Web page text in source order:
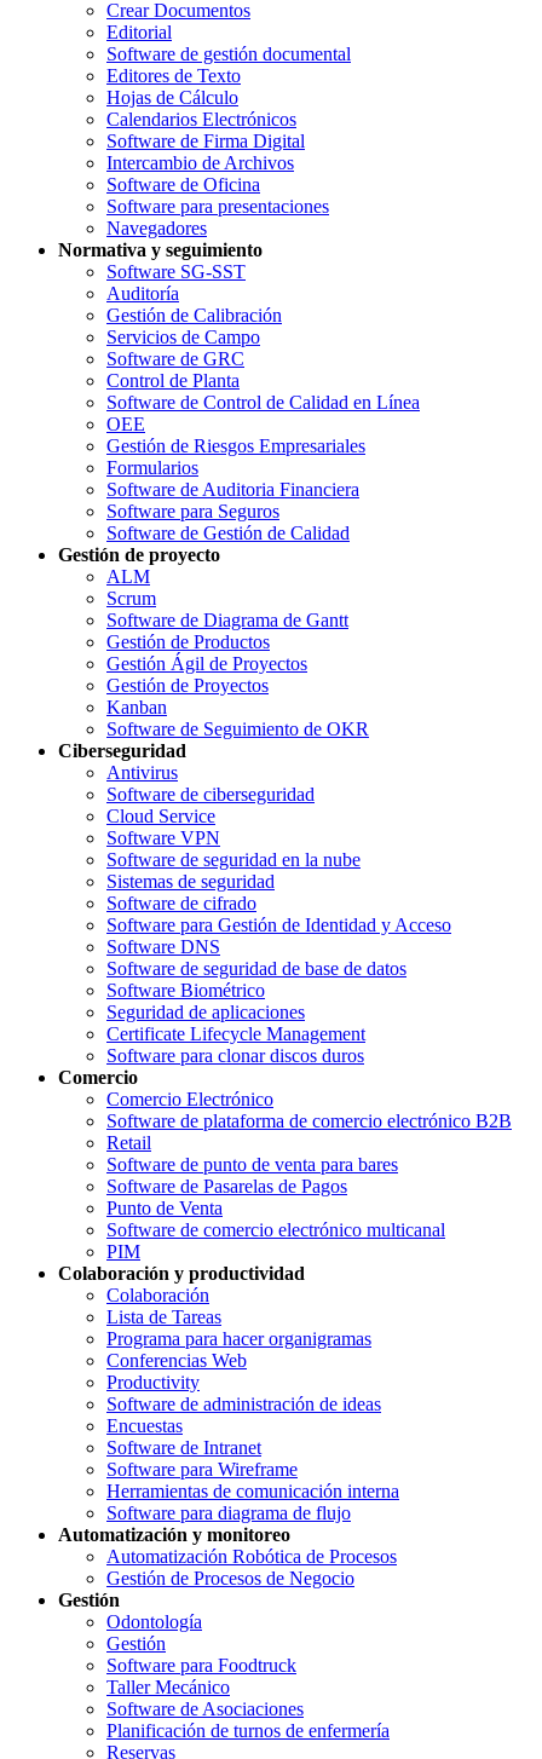
Crear Documentos
Editorial
Software de gestión documental
Editores de Texto
Hojas de Cálculo
Calendarios Electrónicos
Software de Firma Digital
Intercambio de Archivos
Software de Oficina
Software para presentaciones
Navegadores
Normativa y seguimiento
Software SG-SST
Auditoría
Gestión de Calibración
Servicios de Campo
Software de GRC
Control de Planta
Software de Control de Calidad en Línea
OEE
Gestión de Riesgos Empresariales
Formularios
Software de Auditoria Financiera
Software para Seguros
Software de Gestión de Calidad
Gestión de proyecto
ALM
Scrum
Software de Diagrama de Gantt
Gestión de Productos
Gestión Ágil de Proyectos
Gestión de Proyectos
Kanban
Software de Seguimiento de OKR
Ciberseguridad
Antivirus
Software de ciberseguridad
Cloud Service
Software VPN
Software de seguridad en la nube
Sistemas de seguridad
Software de cifrado
Software para Gestión de Identidad y Acceso
Software DNS
Software de seguridad de base de datos
Software Biométrico
Seguridad de aplicaciones
Certificate Lifecycle Management
Software para clonar discos duros
Comercio
Comercio Electrónico
Software de plataforma de comercio electrónico B2B
Retail
Software de punto de venta para bares
Software de Pasarelas de Pagos
Punto de Venta
Software de comercio electrónico multicanal
PIM
Colaboración y productividad
Colaboración
Lista de Tareas
Programa para hacer organigramas
Conferencias Web
Productivity
Software de administración de ideas
Encuestas
Software de Intranet
Software para Wireframe
Herramientas de comunicación interna
Software para diagrama de flujo
Automatización y monitoreo
Automatización Robótica de Procesos
Gestión de Procesos de Negocio
Gestión
Odontología
Gestión
Software para Foodtruck
Taller Mecánico
Software de Asociaciones
Planificación de turnos de enfermería
Reservas